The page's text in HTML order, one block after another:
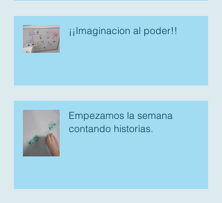
¡¡Imaginacion al poder!!
Empezamos la semana
contando historias.